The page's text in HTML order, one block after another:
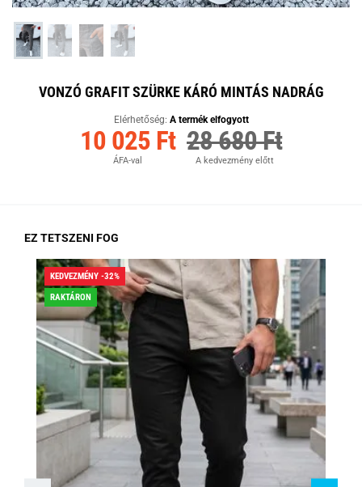
VONZÓ GRAFIT SZÜRKE KÁRÓ MINTÁS NADRÁG
Elérhetőség: A termék elfogyott
10 025 Ft
ÁFA-val
28 680 Ft
A kedvezmény előtt
EZ TETSZENI FOG
KEDVEZMÉNY -32%
RAKTÁRON